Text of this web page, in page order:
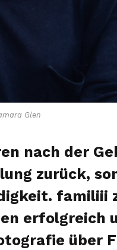
Glen
nach der
zurück,
familiii
erfolgreich
über